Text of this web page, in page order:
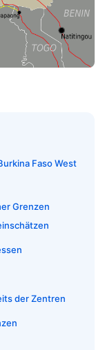
Faso West
Grenzen
der Zentren